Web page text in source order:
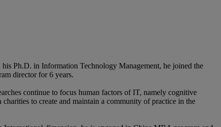
Ph.D. in Information Technology Management, he joined the
director for 6 years.
continue to focus human factors of IT, namely cognitive
to create and maintain a community of practice in the